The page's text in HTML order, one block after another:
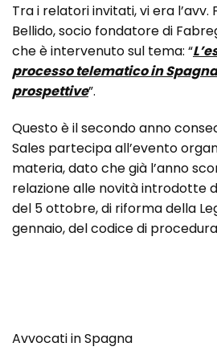
Tra i relatori invitati, vi era l’avv.
Bellido, socio fondatore di
che è intervenuto sul tema: “
processo telematico in
prospettive”.
Questo è il secondo anno
Sales partecipa all’evento
materia, dato che già l’anno
relazione alle novità introdotte
del 5 ottobre, di riforma della
gennaio, del codice di
Avvocati in Spagna